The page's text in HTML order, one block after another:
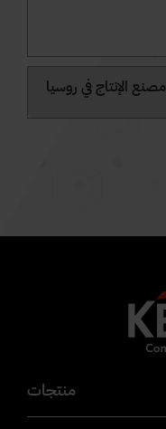
مصنع الإنتاج في روسيا
منتجات